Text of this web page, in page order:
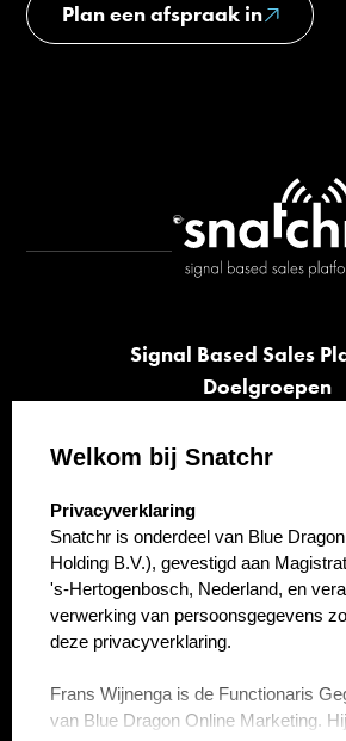
Plan een afspraak in
Signal Based Sales
Doelgroepen
Opvolging
Over ons
Contact
Welkom bij Snatchr
select language
Privacyverklaring
Snatchr is onderdeel van Blue
Holding B.V.), gevestigd aan
's-Hertogenbosch, Nederland, en
verwerking van persoonsgegevens
deze privacyverklaring.
Frans Wijnenga is de Functionaris
van Blue Dragon Online Marketing.